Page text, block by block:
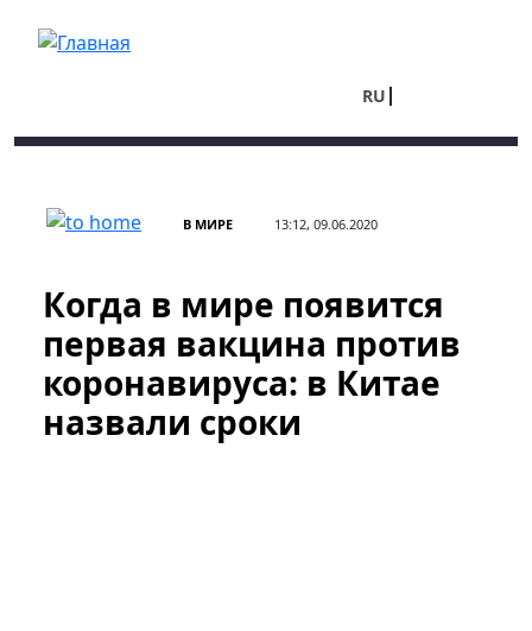
RU
В МИРЕ 13:12, 09.06.2020
Когда в мире появится
первая вакцина против
коронавируса: в Китае
назвали сроки